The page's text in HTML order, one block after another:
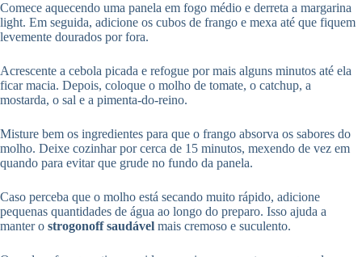
Comece aquecendo uma panela em fogo médio e derreta a margarina
light. Em seguida, adicione os cubos de frango e mexa até que fiquem
levemente dourados por fora.
Acrescente a cebola picada e refogue por mais alguns minutos até ela
ficar macia. Depois, coloque o molho de tomate, o catchup, a
mostarda, o sal e a pimenta-do-reino.
Misture bem os ingredientes para que o frango absorva os sabores do
molho. Deixe cozinhar por cerca de 15 minutos, mexendo de vez em
quando para evitar que grude no fundo da panela.
Caso perceba que o molho está secando muito rápido, adicione
pequenas quantidades de água ao longo do preparo. Isso ajuda a
manter o strogonoff saudável mais cremoso e suculento.